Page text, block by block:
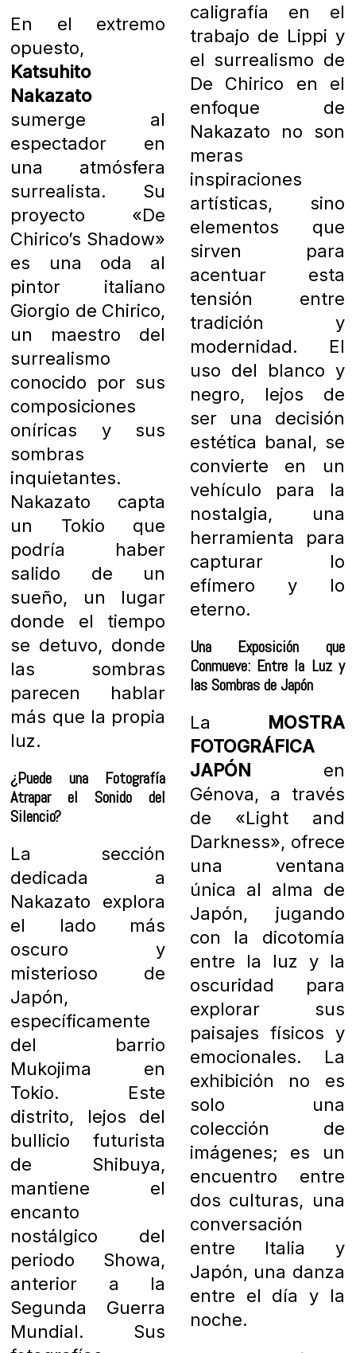
En el extremo
opuesto,
Katsuhito
Nakazato
sumerge al
espectador en
una atmósfera
surrealista. Su
proyecto «De
Chirico’s Shadow»
es una oda al
pintor italiano
Giorgio de Chirico,
un maestro del
surrealismo
conocido por sus
composiciones
oníricas y sus
sombras
inquietantes.
Nakazato capta
un Tokio que
podría haber
salido de un
sueño, un lugar
donde el tiempo
se detuvo, donde
las sombras
parecen hablar
más que la propia
luz.
¿Puede una Fotografía
Atrapar el Sonido del
Silencio?
La sección
dedicada a
Nakazato explora
el lado más
oscuro y
misterioso de
Japón,
específicamente
del barrio
Mukojima en
Tokio. Este
distrito, lejos del
bullicio futurista
de Shibuya,
mantiene el
encanto
nostálgico del
periodo Showa,
anterior a la
Segunda Guerra
Mundial. Sus
caligrafía en el
trabajo de Lippi y
el surrealismo de
De Chirico en el
enfoque de
Nakazato no son
meras
inspiraciones
artísticas, sino
elementos que
sirven para
acentuar esta
tensión entre
tradición y
modernidad. El
uso del blanco y
negro, lejos de
ser una decisión
estética banal, se
convierte en un
vehículo para la
nostalgia, una
herramienta para
capturar lo
efímero y lo
eterno.
Una Exposición que
Conmueve: Entre la Luz y
las Sombras de Japón
La MOSTRA
FOTOGRÁFICA
JAPÓN en
Génova, a través
de «Light and
Darkness», ofrece
una ventana
única al alma de
Japón, jugando
con la dicotomía
entre la luz y la
oscuridad para
explorar sus
paisajes físicos y
emocionales. La
exhibición no es
solo una
colección de
imágenes; es un
encuentro entre
dos culturas, una
conversación
entre Italia y
Japón, una danza
entre el día y la
noche.